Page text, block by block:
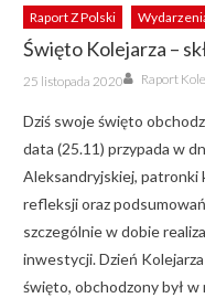
Raport Z Polski
Święto Kolejarza –
Posted
on
25 listopada 2020 Author
Raport
Dziś swoje święto
data (25.11) przypada w
Aleksandryjskiej, patronki
refleksji oraz
szczególnie w dobie
inwestycji. Dzień
święto, obchodzony był